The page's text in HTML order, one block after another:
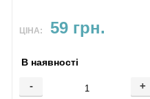
ЦІНА: 59 грн.
В наявності
- +